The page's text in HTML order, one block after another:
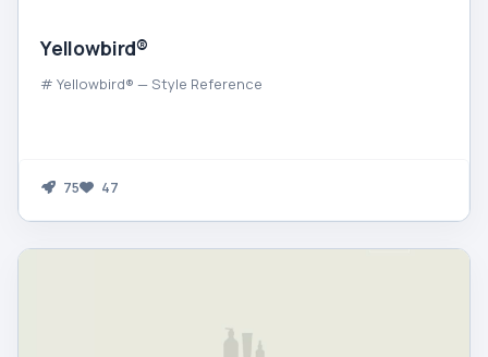
Yellowbird®
# Yellowbird® — Style Reference
75 47